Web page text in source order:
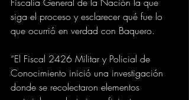
siga el proceso y esclarecer qué fue lo
que ocurrió en verdad con Baquero.
“El Fiscal 2426 Militar y Policial de
Conocimiento inició una investigación
donde se recolectaron elementos